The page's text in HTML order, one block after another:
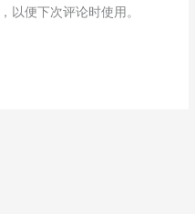
以便下次评论时使用。